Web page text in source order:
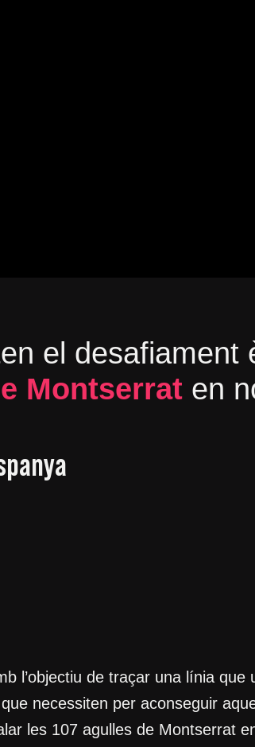
el desafiament
Montserraten
l’objectiu de traçar una línia que
necessiten per aconseguir
les 107 agulles de Montserrat